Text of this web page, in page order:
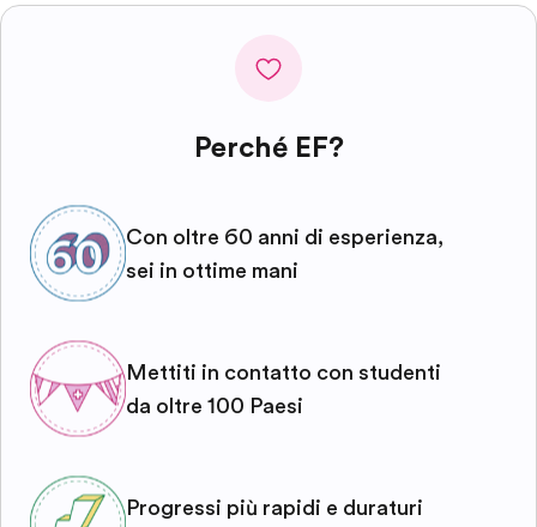
Perché EF?
Con oltre 60 anni di esperienza,
sei in ottime mani
Mettiti in contatto con studenti
da oltre 100 Paesi
Progressi più rapidi e duraturi